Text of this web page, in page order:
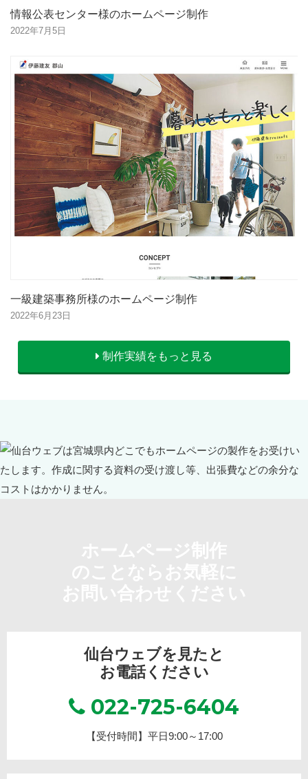
情報公表センター様のホームページ制作
2022年7月5日
一級建築事務所様のホームページ制作
2022年6月23日
制作実績をもっと見る
仙台ウェブを見たと
お電話ください
022-725-6404
【受付時間】平日9:00～17:00